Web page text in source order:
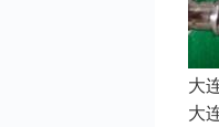
大
大